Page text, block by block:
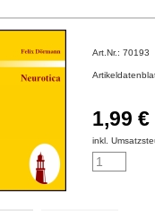
Art.Nr.: 70193
1,99 €
inkl.